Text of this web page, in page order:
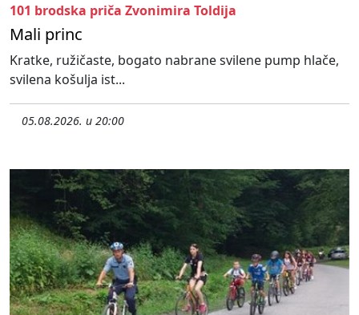
101 brodska priča Zvonimira Toldija
Mali princ
Kratke, ružičaste, bogato nabrane svilene pump hlače,
svilena košulja ist...
05.08.2026. u 20:00